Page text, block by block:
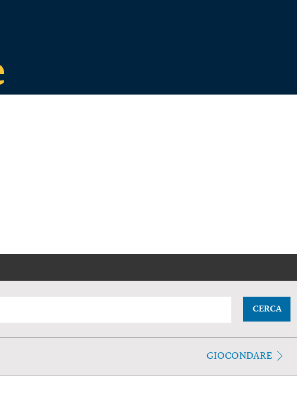
CERCA
GIOCONDARE